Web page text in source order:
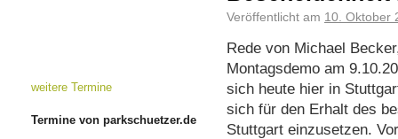
Veröffentlicht am 10. Oktober
Rede von Michael
Montagsdemo am
sich heute hier in
sich für den Erhalt des
Stuttgart einzusetzen.
weitere Termine
Termine von parkschuetzer.de